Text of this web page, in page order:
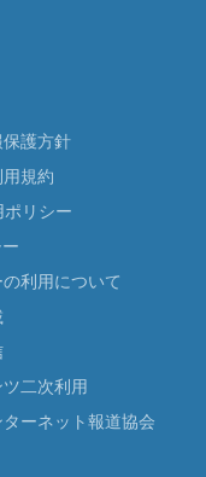
護方針
規約
ポリシー
利用について
二次利用
ターネット報道協会